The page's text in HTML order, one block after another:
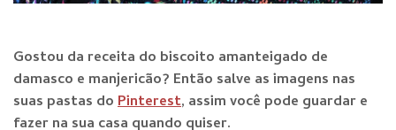
Gostou da receita do biscoito amanteigado de
damasco e manjericão? Então salve as imagens nas
suas pastas doPinterest, assim você pode guardar e
fazer na sua casa quando quiser.